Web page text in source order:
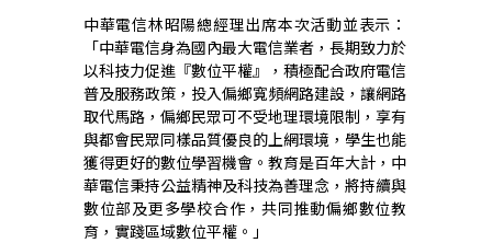
中華電信林昭陽總經理出席本次活動並表示：
「中華電信身為國內最大電信業者，長期致力於
以科技力促進『數位平權』，積極配合政府電信
普及服務政策，投入偏鄉寬頻網路建設，讓網路
取代馬路，偏鄉民眾可不受地理環境限制，享有
與都會民眾同樣品質優良的上網環境，學生也能
獲得更好的數位學習機會。教育是百年大計，中
華電信秉持公益精神及科技為善理念，將持續與
數位部及更多學校合作，共同推動偏鄉數位教
育，實踐區域數位平權。」